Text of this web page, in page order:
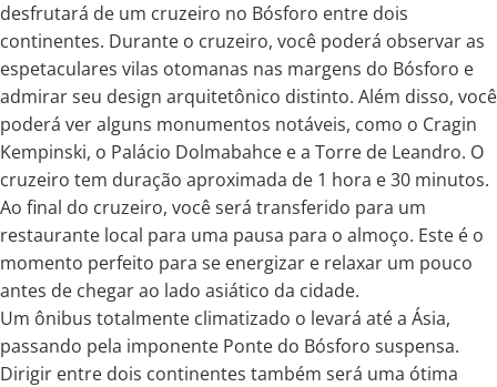
desfrutará de um cruzeiro no Bósforo entre dois
continentes. Durante o cruzeiro, você poderá observar as
espetaculares vilas otomanas nas margens do Bósforo e
admirar seu design arquitetônico distinto. Além disso, você
poderá ver alguns monumentos notáveis, como o Cragin
Kempinski, o Palácio Dolmabahce e a Torre de Leandro. O
cruzeiro tem duração aproximada de 1 hora e 30 minutos.
Ao final do cruzeiro, você será transferido para um
restaurante local para uma pausa para o almoço. Este é o
momento perfeito para se energizar e relaxar um pouco
antes de chegar ao lado asiático da cidade.
Um ônibus totalmente climatizado o levará até a Ásia,
passando pela imponente Ponte do Bósforo suspensa.
Dirigir entre dois continentes também será uma ótima